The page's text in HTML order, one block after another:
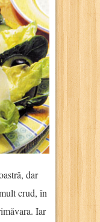
dar
crud, în
Iar